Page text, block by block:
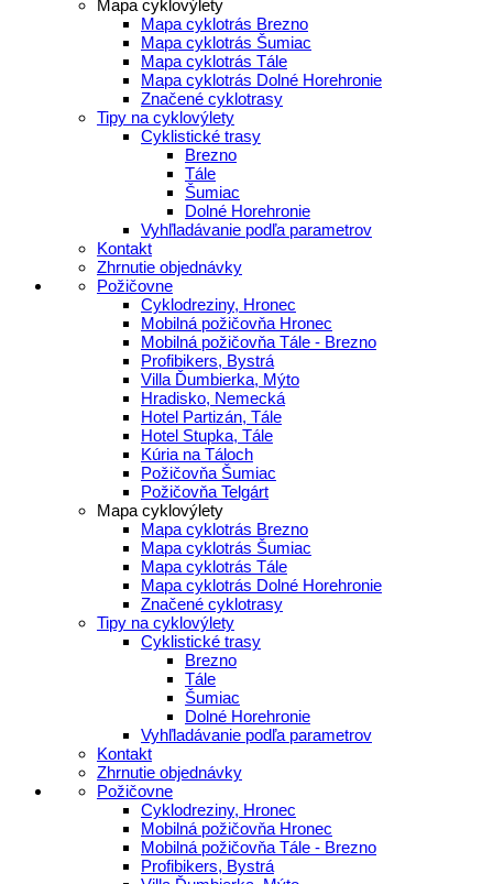
Mapa cyklovýlety
Mapa cyklotrás Brezno
Mapa cyklotrás Šumiac
Mapa cyklotrás Tále
Mapa cyklotrás Dolné Horehronie
Značené cyklotrasy
Tipy na cyklovýlety
Cyklistické trasy
Brezno
Tále
Šumiac
Dolné Horehronie
Vyhľladávanie podľa parametrov
Kontakt
Zhrnutie objednávky
Požičovne
Cyklodreziny, Hronec
Mobilná požičovňa Hronec
Mobilná požičovňa Tále - Brezno
Profibikers, Bystrá
Villa Ďumbierka, Mýto
Hradisko, Nemecká
Hotel Partizán, Tále
Hotel Stupka, Tále
Kúria na Táloch
Požičovňa Šumiac
Požičovňa Telgárt
Mapa cyklovýlety
Mapa cyklotrás Brezno
Mapa cyklotrás Šumiac
Mapa cyklotrás Tále
Mapa cyklotrás Dolné Horehronie
Značené cyklotrasy
Tipy na cyklovýlety
Cyklistické trasy
Brezno
Tále
Šumiac
Dolné Horehronie
Vyhľladávanie podľa parametrov
Kontakt
Zhrnutie objednávky
Požičovne
Cyklodreziny, Hronec
Mobilná požičovňa Hronec
Mobilná požičovňa Tále - Brezno
Profibikers, Bystrá